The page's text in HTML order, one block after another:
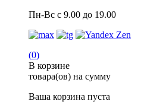
Пн-Вс с 9.00 до 19.00
(0)
В корзине
товара(ов) на сумму
Ваша корзина пуста